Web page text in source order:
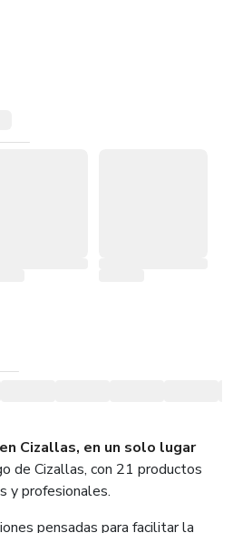
Cizallas, en un solo lugar
de Cizallas, con 21 productos
y profesionales.
pensadas para facilitar la